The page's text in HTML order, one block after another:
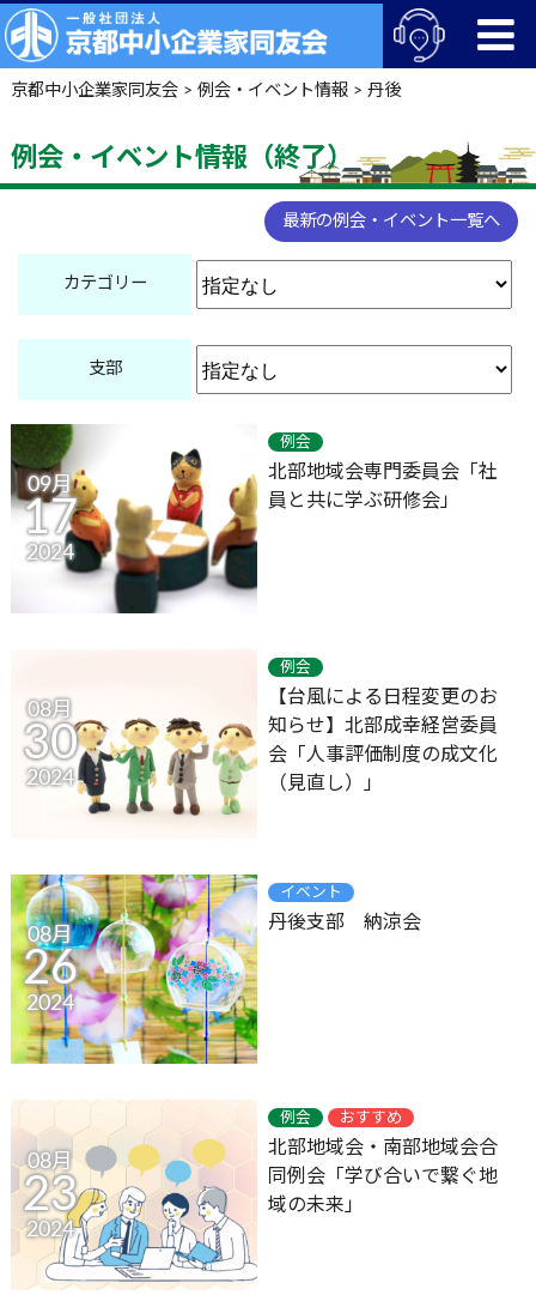
京都中小企業家同友会> 例会・イベント情報> 丹後
例会・イベント情報（終了）
最新の例会・イベント一覧へ
カテゴリー
支部
09月
17
2024
例会
北部地域会専門委員会「社
員と共に学ぶ研修会」
08月
30
2024
例会
【台風による日程変更のお
知らせ】北部成幸経営委員
会「人事評価制度の成文化
（見直し）」
08月
26
2024
イベント
丹後支部 納涼会
08月
23
2024
例会 おすすめ
北部地域会・南部地域会合
同例会「学び合いで繋ぐ地
域の未来」